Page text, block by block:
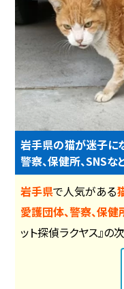
岩手県の猫が迷子に
警察、保健所、SNSな
岩手県で人気がある
愛護団体、警察、保健
ット探偵ラクヤス』の